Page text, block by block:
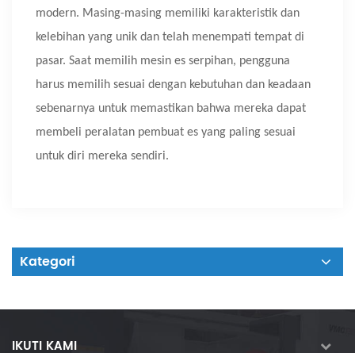
modern. Masing-masing memiliki karakteristik dan
kelebihan yang unik dan telah menempati tempat di
pasar. Saat memilih mesin es serpihan, pengguna
harus memilih sesuai dengan kebutuhan dan keadaan
sebenarnya untuk memastikan bahwa mereka dapat
membeli peralatan pembuat es yang paling sesuai
untuk diri mereka sendiri.
Kategori
IKUTI KAMI